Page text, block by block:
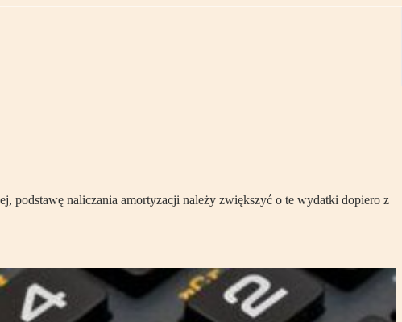
podstawę naliczania amortyzacji należy zwiększyć o te wydatki dopiero z